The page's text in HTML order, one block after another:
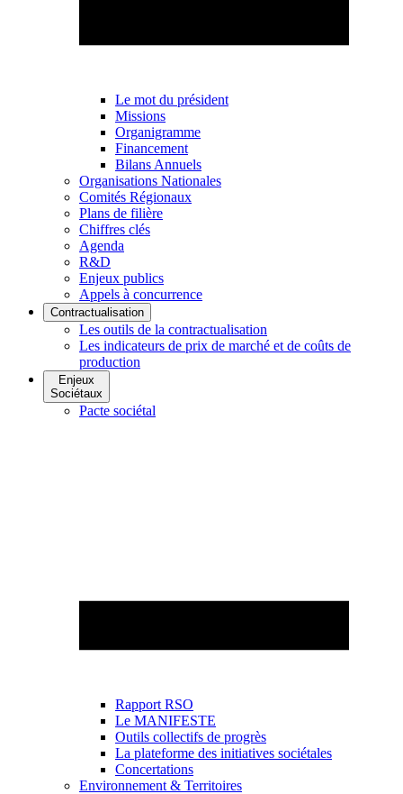
Le mot du président
Missions
Organigramme
Financement
Bilans Annuels
Organisations Nationales
Comités Régionaux
Plans de filière
Chiffres clés
Agenda
R&D
Enjeux publics
Appels à concurrence
Contractualisation
Les outils de la contractualisation
Les indicateurs de prix de marché et de coûts de
production
Enjeux
Sociétaux
Pacte sociétal
Rapport RSO
Le MANIFESTE
Outils collectifs de progrès
La plateforme des initiatives sociétales
Concertations
Environnement & Territoires